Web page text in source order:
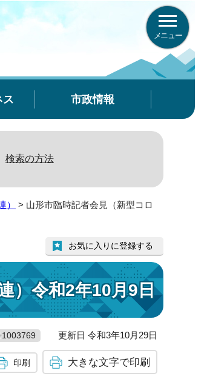
メニュー
ス 市政情報
検索の方法
）
> 山形市臨時記者会見（新型コロ
）令和2年10月9日
お気に入りに登録する
更新日 令和3年10月29日
印刷 大きな文字で印刷